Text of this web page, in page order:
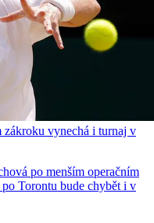
zákroku vynechá i turnaj v
po menším operačním
Torontu bude chybět i v